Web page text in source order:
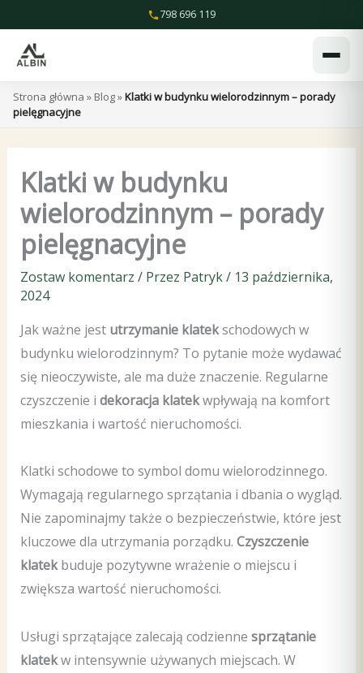
do
treści
798 696 119
Strona główna » Blog»Klatki w budynku wielorodzinnym – porady
pielęgnacyjne
Klatki w budynku
wielorodzinnym – porady
pielęgnacyjne
Zostaw komentarz / Przez Patryk/ 13 października,
2024
Jak ważne jest utrzymanie klatekschodowych w
budynku wielorodzinnym? To pytanie może wydawać
się nieoczywiste, ale ma duże znaczenie. Regularne
czyszczenie i dekoracja klatekwpływają na komfort
mieszkania i wartość nieruchomości.
Klatki schodowe to symbol domu wielorodzinnego.
Wymagają regularnego sprzątania i dbania o wygląd.
Nie zapominajmy także o bezpieczeństwie, które jest
kluczowe dla utrzymania porządku. Czyszczenie
klatekbuduje pozytywne wrażenie o miejscu i
zwiększa wartość nieruchomości.
Usługi sprzątające zalecają codzienne sprzątanie
klatekw intensywnie używanych miejscach. W